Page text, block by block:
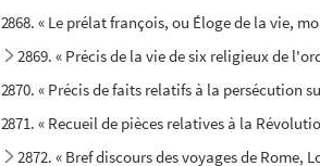
2868. « Le prélat françois, ou Éloge de la vie,
2869. « Précis de la vie de six religieux de
2870. « Précis de faits relatifs à la persécution
2871. « Recueil de pièces relatives à la
2872. « Bref discours des voyages de